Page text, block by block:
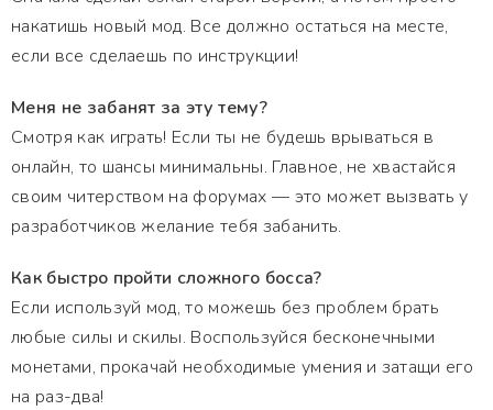
накатишь новый мод. Все должно остаться на месте,
если все сделаешь по инструкции!
Меня не забанят за эту тему?
Смотря как играть! Если ты не будешь врываться в
онлайн, то шансы минимальны. Главное, не хвастайся
своим читерством на форумах — это может вызвать у
разработчиков желание тебя забанить.
Как быстро пройти сложного босса?
Если используй мод, то можешь без проблем брать
любые силы и скилы. Воспользуйся бесконечными
монетами, прокачай необходимые умения и затащи его
на раз-два!